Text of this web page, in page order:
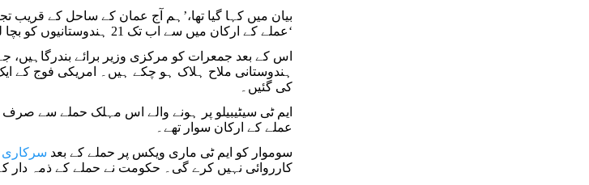
عملے کے ارکان میں سے اب تک 21 ہندوستانیوں کو بچا لیا گیا ہے جبکہ 3 ہندوستانیوں کے لاپتہ ہونے کی خبرہے۔‘
اس کے بعد جمعرات کو مرکزی وزیر برائے بندرگاہیں،
ہندوستانی ملاح ہلاک ہو چکے ہیں۔ امریکی فوج کے
کی گئیں۔
عملے کے ارکان سوار تھے۔
سوموار کو ایم ٹی ماری ویکس پر حملے کے بعد سرکاری
کارروائی نہیں کرے گی۔ حکومت نے حملے کے ذمہ دار کے